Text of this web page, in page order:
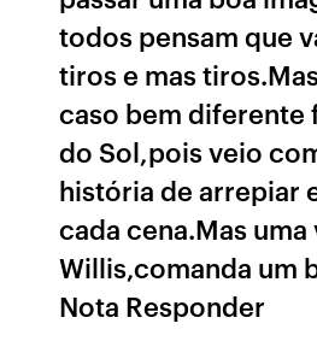
todos pensam que
tiros e mas
caso bem diferente
do Sol,pois veio
história de arrepiar
cada cena.Mas uma
Willis,comanda um
Nota Responder